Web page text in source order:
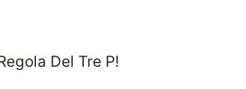
Del Tre P!